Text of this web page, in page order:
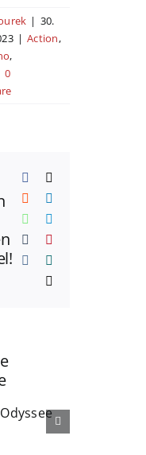
| 30.
| Action,
,
0
Facebook
Reddit
WhatsApp
Tumblr